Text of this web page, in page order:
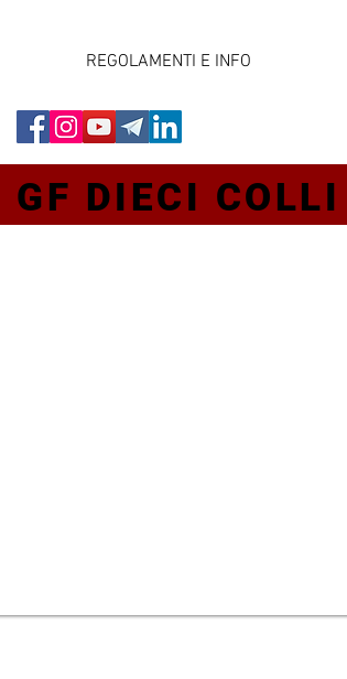
REGOLAMENTI E INFO
GF DIECI COLLI